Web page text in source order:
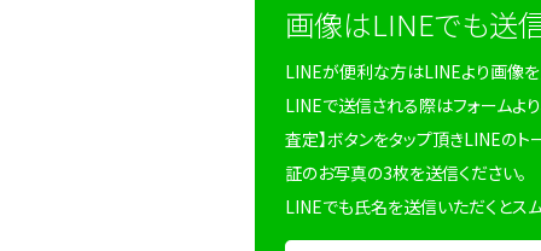
画像はLINEでも送
LINEが便利な方はLINEより画像を
LINEで送信される際はフォームより
査定】ボタンをタップ頂きLINEの
証のお写真の3枚を送信ください。
LINEでも氏名を送信いただくとス